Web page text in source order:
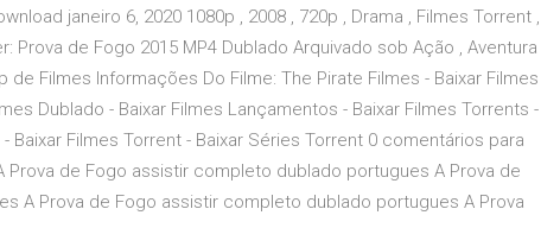
janeiro 6, 2020 1080p , 2008 , 720p , Drama , Filmes Torrent ,
Prova de Fogo 2015 MP4 Dublado Arquivado sob Ação , Aventura
de Filmes Informações Do Filme: The Pirate Filmes - Baixar Filmes
Dublado - Baixar Filmes Lançamentos - Baixar Filmes Torrents -
Baixar Filmes Torrent - Baixar Séries Torrent 0 comentários para
Prova de Fogo assistir completo dublado portugues A Prova de
A Prova de Fogo assistir completo dublado portugues A Prova